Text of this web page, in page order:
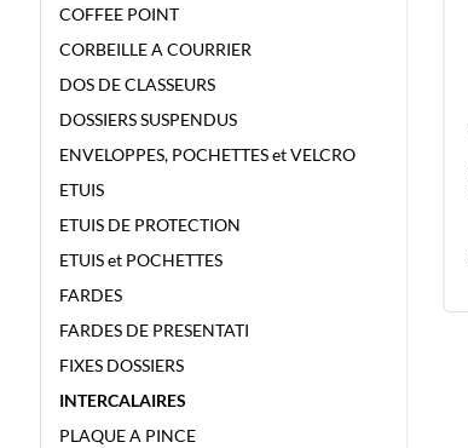
COFFEE POINT
CORBEILLE A COURRIER
DOS DE CLASSEURS
DOSSIERS SUSPENDUS
ENVELOPPES, POCHETTES et VELCRO
ETUIS
ETUIS DE PROTECTION
ETUIS et POCHETTES
FARDES
FARDES DE PRESENTATI
FIXES DOSSIERS
INTERCALAIRES
PLAQUE A PINCE
CLASSEMENT
ETUI BRONYL 420X300MM DIN A3
FR – 180 MICRONS ETUI DE
PROTECTION
2,47€